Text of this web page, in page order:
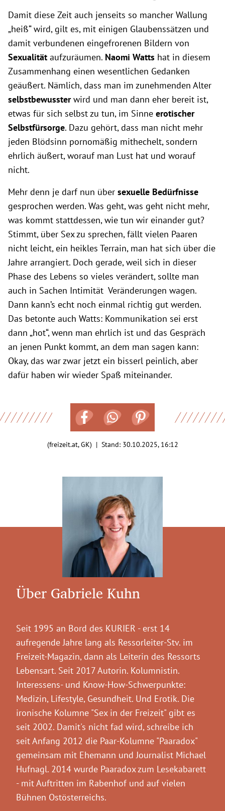
Damit diese Zeit auch jenseits so mancher Wallung
„heiß“ wird, gilt es, mit einigen Glaubenssätzen und
damit verbundenen eingefrorenen Bildern von
Sexualität aufzuräumen. Naomi Watts hat in diesem
Zusammenhang einen wesentlichen Gedanken
geäußert. Nämlich, dass man im zunehmenden Alter
selbstbewussterwird und man dann eher bereit ist,
etwas für sich selbst zu tun, im Sinne erotischer
Selbstfürsorge. Dazu gehört, dass man nicht mehr
jeden Blödsinn pornomäßig mithechelt, sondern
ehrlich äußert, worauf man Lust hat und worauf
nicht.
Mehr denn je darf nun über sexuelle Bedürfnisse
gesprochen werden. Was geht, was geht nicht mehr,
was kommt stattdessen, wie tun wir einander gut?
Stimmt, über Sex zu sprechen, fällt vielen Paaren
nicht leicht, ein heikles Terrain, man hat sich über die
Jahre arrangiert. Doch gerade, weil sich in dieser
Phase des Lebens so vieles verändert, sollte man
auch in Sachen Intimität Veränderungen wagen.
Dann kann’s echt noch einmal richtig gut werden.
Das betonte auch Watts: Kommunikation sei erst
dann „hot“, wenn man ehrlich ist und das Gespräch
an jenen Punkt kommt, an dem man sagen kann:
Okay, das war zwar jetzt ein bisserl peinlich, aber
dafür haben wir wieder Spaß miteinander.
(freizeit.at, GK) | Stand: 30.10.2025, 16:12
Über Gabriele Kuhn
Seit 1995 an Bord des KURIER - erst 14
aufregende Jahre lang als Ressorleiter-Stv. im
Freizeit-Magazin, dann als Leiterin des Ressorts
Lebensart. Seit 2017 Autorin. Kolumnistin.
Interessens- und Know-How-Schwerpunkte:
Medizin, Lifestyle, Gesundheit. Und Erotik. Die
ironische Kolumne "Sex in der Freizeit" gibt es
seit 2002. Damit's nicht fad wird, schreibe ich
seit Anfang 2012 die Paar-Kolumne "Paaradox"
gemeinsam mit Ehemann und Journalist Michael
Hufnagl. 2014 wurde Paaradox zum Lesekabarett
- mit Auftritten im Rabenhof und auf vielen
Bühnen Ostösterreichs.